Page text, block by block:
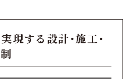
現する設計・施工・